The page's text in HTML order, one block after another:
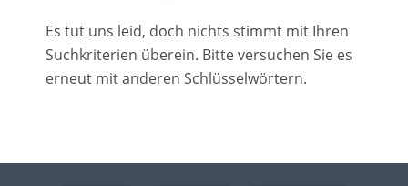
Es tut uns leid, doch nichts stimmt mit Ihren
Suchkriterien überein. Bitte versuchen Sie es
erneut mit anderen Schlüsselwörtern.